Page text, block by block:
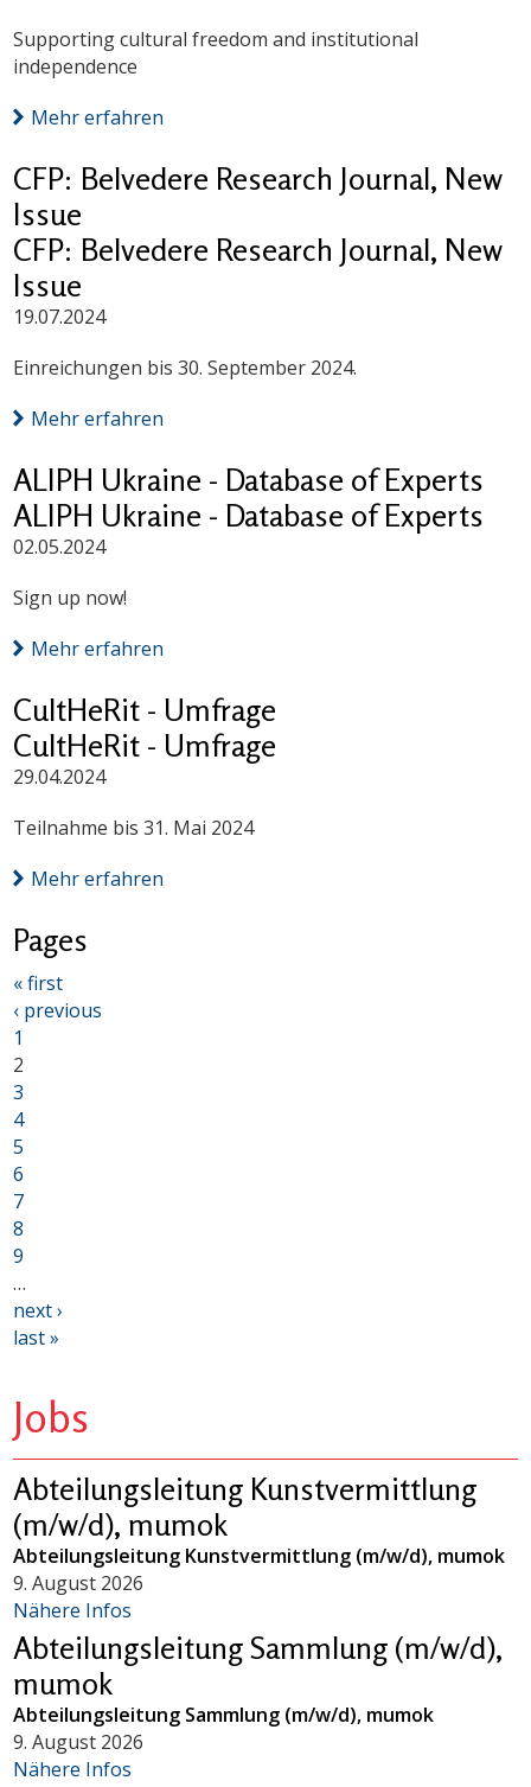
Supporting cultural freedom and institutional
independence
Mehr erfahren
CFP: Belvedere Research Journal, New
Issue
CFP: Belvedere Research Journal, New
Issue
19.07.2024
Einreichungen bis 30. September 2024.
Mehr erfahren
ALIPH Ukraine - Database of Experts
ALIPH Ukraine - Database of Experts
02.05.2024
Sign up now!
Mehr erfahren
CultHeRit - Umfrage
CultHeRit - Umfrage
29.04.2024
Teilnahme bis 31. Mai 2024
Mehr erfahren
Pages
« first
‹ previous
1
2
3
4
5
6
7
8
9
…
next ›
last »
Jobs
Abteilungsleitung Kunstvermittlung
(m/w/d), mumok
Abteilungsleitung Kunstvermittlung (m/w/d), mumok
9. August 2026
Nähere Infos
Abteilungsleitung Sammlung (m/w/d),
mumok
Abteilungsleitung Sammlung (m/w/d), mumok
9. August 2026
Nähere Infos